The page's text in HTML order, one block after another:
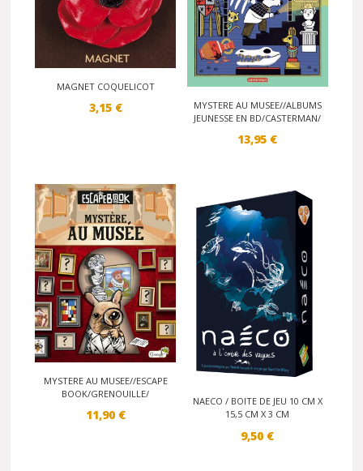
MAGNET COQUELICOT
3,15 €
MYSTERE AU MUSEE//ALBUMS
JEUNESSE EN BD/CASTERMAN/
13,95 €
MYSTERE AU MUSEE//ESCAPE
BOOK/GRENOUILLE/
11,90 €
NAECO / BOITE DE JEU 10 CM X
15,5 CM X 3 CM
9,50 €